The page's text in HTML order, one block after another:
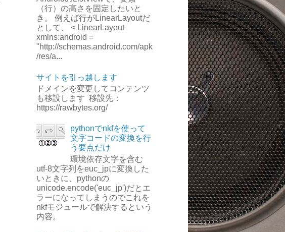
（行）の高さを固定したいと
き。 例えば行がLinearLayoutだ
として、 < LinearLayout
xmlns:android =
"http://schemas.android.com/apk
/res/a...
サイトを引っ越します
ドメインを変更してコンテンツ
も移設します 移設先：
https://rawbytes.org/
pythonでnkfを使って
文字コードの変換を行
う要点だけ
環境依存文字を含む
utf-8文字列をeuc_jpに変換した
いときに、pythonの
unicode.encode('euc_jp')だとエ
ラーになってしまうのでこれを
nkfモジュールで解決するという
内容。